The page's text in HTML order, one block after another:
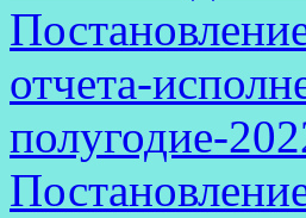
отчета-
полугодие-